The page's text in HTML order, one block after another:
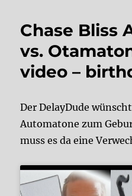
Chase Bliss
vs.
video –
Der DelayDude
Automatone zum
muss es da eine